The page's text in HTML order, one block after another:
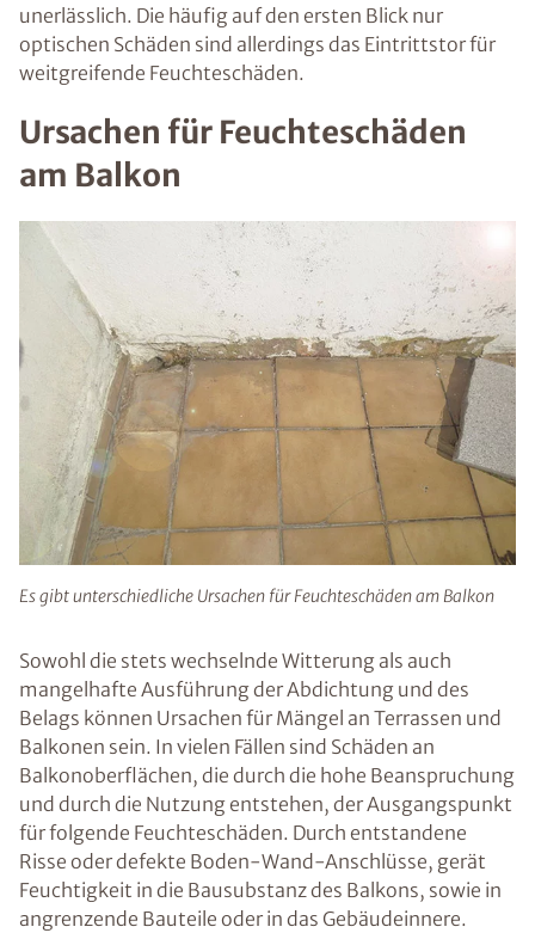
unerlässlich. Die häufig auf den ersten Blick nur
optischen Schäden sind allerdings das Eintrittstor für
weitgreifende Feuchteschäden.
Ursachen für Feuchteschäden
am Balkon
Es gibt unterschiedliche Ursachen für Feuchteschäden am Balkon
Sowohl die stets wechselnde Witterung als auch
mangelhafte Ausführung der Abdichtung und des
Belags können Ursachen für Mängel an Terrassen und
Balkonen sein. In vielen Fällen sind Schäden an
Balkonoberflächen, die durch die hohe Beanspruchung
und durch die Nutzung entstehen, der Ausgangspunkt
für folgende Feuchteschäden. Durch entstandene
Risse oder defekte Boden-Wand-Anschlüsse, gerät
Feuchtigkeit in die Bausubstanz des Balkons, sowie in
angrenzende Bauteile oder in das Gebäudeinnere.